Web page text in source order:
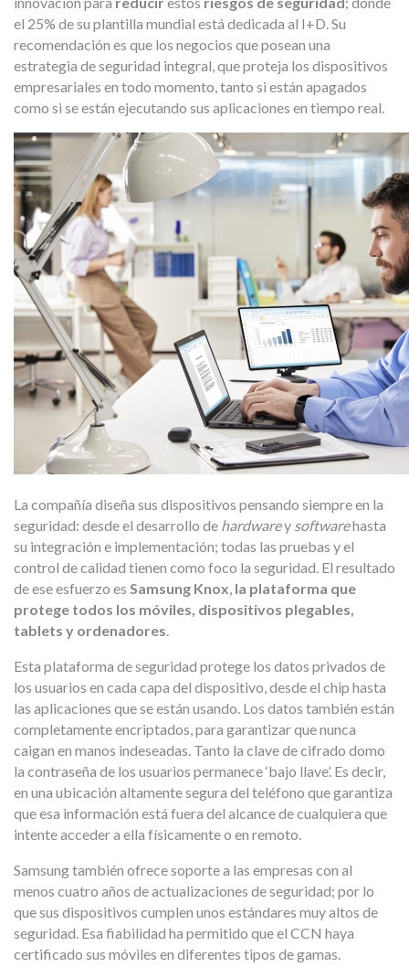
el 25% de su plantilla mundial está dedicada al I+D. Su
recomendación es que los negocios que posean una
estrategia de seguridad integral, que proteja los dispositivos
empresariales en todo momento, tanto si están apagados
como si se están ejecutando sus aplicaciones en tiempo real.
La compañía diseña sus dispositivos pensando siempre en la
seguridad: desde el desarrollo de hardwarey softwarehasta
su integración e implementación; todas las pruebas y el
control de calidad tienen como foco la seguridad. El resultado
de ese esfuerzo es Samsung Knox, la plataforma que
protege todos los móviles, dispositivos plegables,
tablets y ordenadores.
Esta plataforma de seguridad protege los datos privados de
los usuarios en cada capa del dispositivo, desde el chip hasta
las aplicaciones que se están usando. Los datos también están
completamente encriptados, para garantizar que nunca
caigan en manos indeseadas. Tanto la clave de cifrado domo
la contraseña de los usuarios permanece ‘bajo llave’. Es decir,
en una ubicación altamente segura del teléfono que garantiza
que esa información está fuera del alcance de cualquiera que
intente acceder a ella físicamente o en remoto.
Samsung también ofrece soporte a las empresas con al
menos cuatro años de actualizaciones de seguridad; por lo
que sus dispositivos cumplen unos estándares muy altos de
seguridad. Esa fiabilidad ha permitido que el CCN haya
certificado sus móviles en diferentes tipos de gamas.